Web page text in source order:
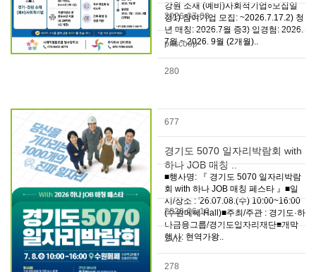
강원 소재 (예비)사회적기업○모집일
정1) 참여기업 모집: ~2026.7.17.2) 청
년 매칭: 2026.7월 중3) 일경험: 2026.
7월 ~ 2026. 9월 (2개월)..
2026-07-08
pnscoop
280
677
경기도 5070 일자리박람회 with
하나 JOB 매칭 ..
■행사명: 『 경기도 5070 일자리박람
회 with 하나 JOB 매칭 페스타 』■일
시/장소 : '26.07.08.(수) 10:00~16:00
(수원메쎄 Hall)■주최/주관 : 경기도·하
나금융그룹/경기도일자리재단■개막
행사: 현역가왕..
2026-06-16
SViz
278